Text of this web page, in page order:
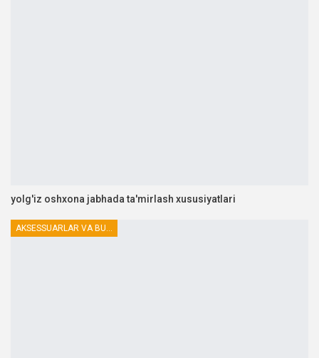
yolg'iz oshxona jabhada ta'mirlash xususiyatlari